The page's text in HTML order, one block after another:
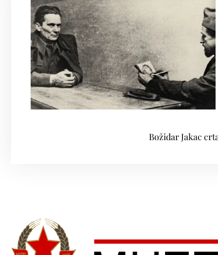
Božidar Jakac